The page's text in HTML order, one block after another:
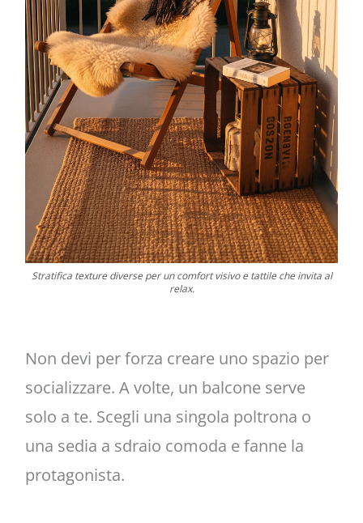
Stratifica texture diverse per un comfort visivo e tattile che invita al
relax.
Non devi per forza creare uno spazio per
socializzare. A volte, un balcone serve
solo a te. Scegli una singola poltrona o
una sedia a sdraio comoda e fanne la
protagonista.